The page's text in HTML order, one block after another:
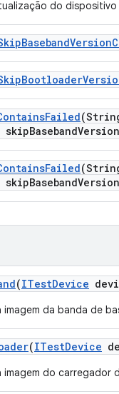
do dispositivo
BasebandVersion
Bootloader
Failed
skipBasebandVersion
Failed
skipBasebandVersion
(ITestDevice
imagem da banda de
(ITestDevice
imagem do carregador